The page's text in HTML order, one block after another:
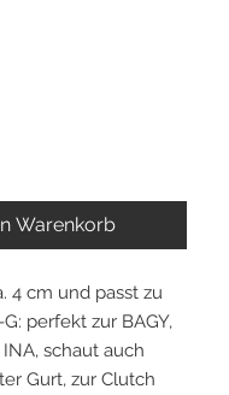
Warenkorb
4 cm und passt zu
perfekt zur BAGY,
schaut auch
Gurt, zur Clutch